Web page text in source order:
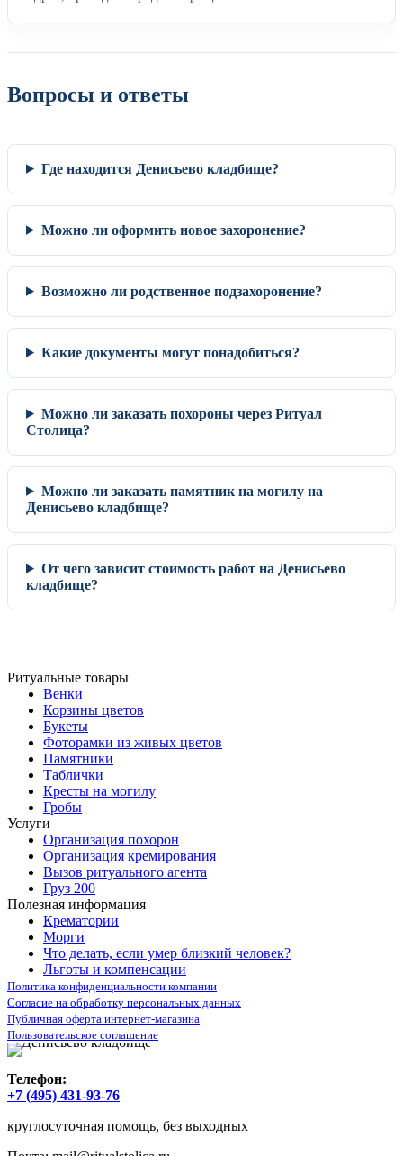
Вопросы и ответы
Где находится Денисьево кладбище?
Можно ли оформить новое захоронение?
Возможно ли родственное подзахоронение?
Какие документы могут понадобиться?
Можно ли заказать похороны через Ритуал
Столица?
Можно ли заказать памятник на могилу на
Денисьево кладбище?
От чего зависит стоимость работ на Денисьево
кладбище?
Ритуальные товары
Венки
Корзины цветов
Букеты
Фоторамки из живых цветов
Памятники
Таблички
Кресты на могилу
Гробы
Услуги
Организация похорон
Организация кремирования
Вызов ритуального агента
Груз 200
Полезная информация
Крематории
Морги
Что делать, если умер близкий человек?
Льготы и компенсации
Политика конфиденциальности компании
Согласие на обработку персональных данных
Публичная оферта интернет-магазина
Пользовательское соглашение
Телефон:
+7 (495) 431-93-76
круглосуточная помощь, без выходных